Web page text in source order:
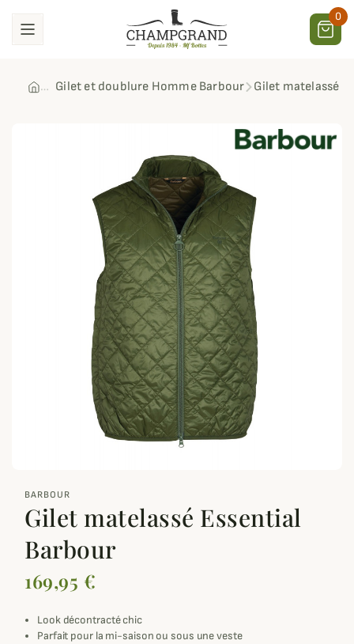
0
Gilet et doublure Homme Barbour Gilet matelassé
BARBOUR
Gilet matelassé Essential
Barbour
169,95 €
Look décontracté chic
Parfait pour la mi-saison ou sous une veste